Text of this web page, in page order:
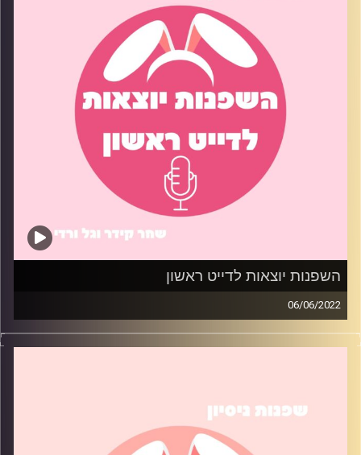
השפנות יוצאות לדייט ראשון
06/06/2022
כולנו בלחץ לפני שמגיע הדייט הראשון. השפנות משתפות
בטיפים שניסו לעזור להן להפוך את הסיטואציה לקצת פחות
קרדיט תמונות:שחר קידר וגל ורדי